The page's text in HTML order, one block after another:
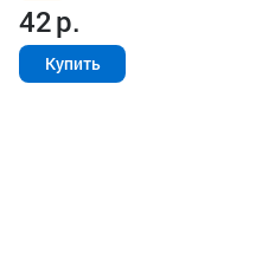
42р.
Купить